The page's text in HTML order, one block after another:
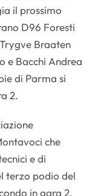
il prossimo
D96 Foresti
Braaten
e Bacchi Andrea
di Parma si
2.
che
e di
terzo podio del
in gara 2.